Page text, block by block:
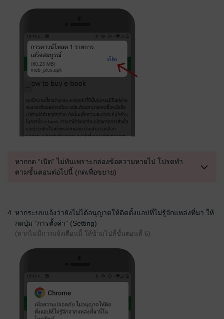
หากกด “เปิด” ไม่ทันเพราะกล่องข้อความหายไป โปรดทำ
ตามขั้นตอนต่อไปนี้ (กดเพื่อขยาย)
4. หากระบบแจ้งว่ายังไม่ได้อนุญาตให้ติดตั้งแอปที่ไม่รู้จักแหล่งที่มา ให้
กดปุ่ม “การตั้งค่า” (Setting)
(หากไม่มีการแจ้งเตือนนี้ ให้ข้ามไปที่ขั้นตอนที่ 6)